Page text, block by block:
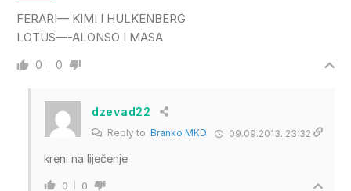
FERARI— KIMI I HULKENBERG
LOTUS—-ALONSO I MASA
0 0
dzevad22
Reply to Branko MKD 09.09.2013. 23:32
kreni na liječenje
0 0